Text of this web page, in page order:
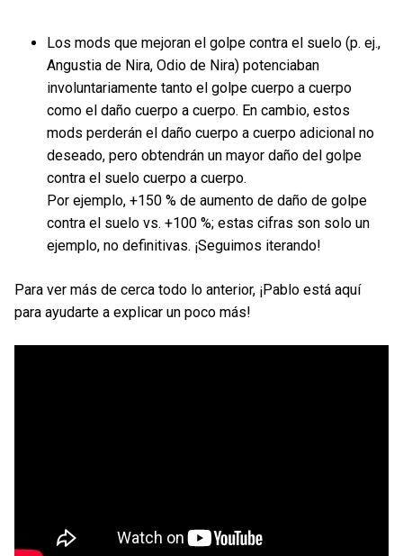
Los mods que mejoran el golpe contra el suelo (p. ej.,
Angustia de Nira, Odio de Nira) potenciaban
involuntariamente tanto el golpe cuerpo a cuerpo
como el daño cuerpo a cuerpo. En cambio, estos
mods perderán el daño cuerpo a cuerpo adicional no
deseado, pero obtendrán un mayor daño del golpe
contra el suelo cuerpo a cuerpo.
Por ejemplo, +150 % de aumento de daño de golpe
contra el suelo vs. +100 %; estas cifras son solo un
ejemplo, no definitivas. ¡Seguimos iterando!
Para ver más de cerca todo lo anterior, ¡Pablo está aquí
para ayudarte a explicar un poco más!